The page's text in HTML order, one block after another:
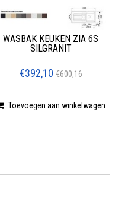
WASBAK KEUKEN ZIA 6S
SILGRANIT
€392,10 €600,16
Toevoegen aan winkelwagen